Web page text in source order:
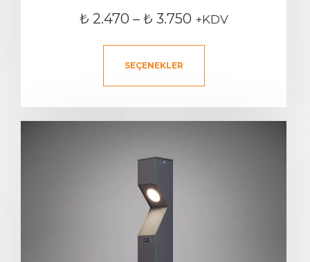
₺ 2.470 – ₺ 3.750 +KDV
SEÇENEKLER